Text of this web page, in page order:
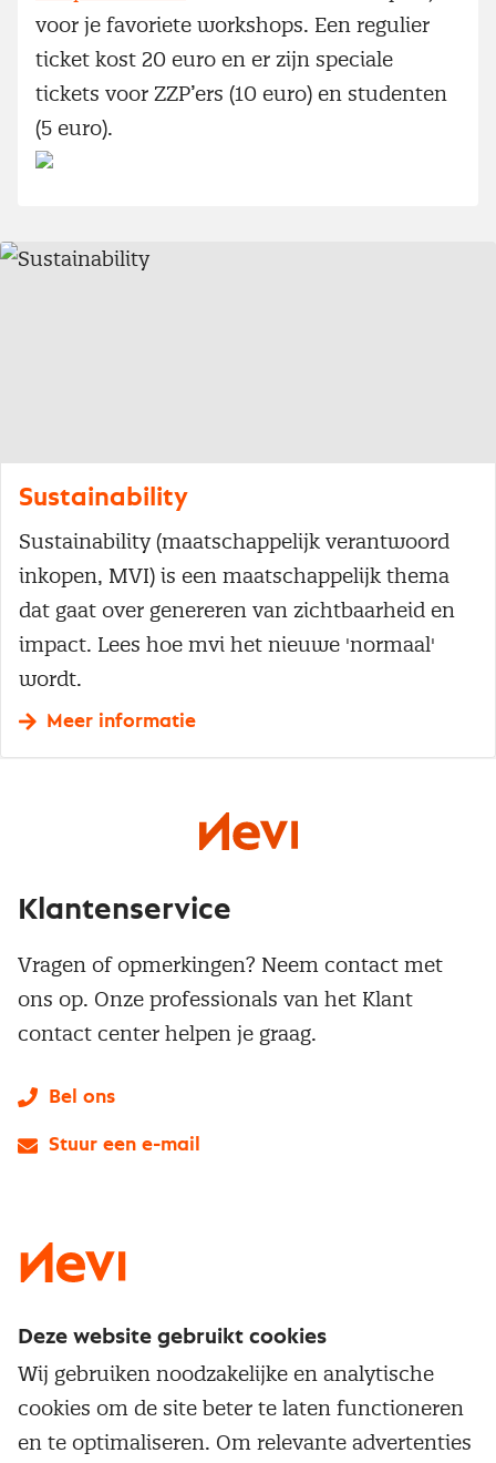
voor je favoriete workshops. Een regulier
ticket kost 20 euro en er zijn speciale
tickets voor ZZP’ers (10 euro) en studenten
(5 euro).
Sustainability
Sustainability (maatschappelijk verantwoord
inkopen, MVI) is een maatschappelijk thema
dat gaat over genereren van zichtbaarheid en
impact. Lees hoe mvi het nieuwe 'normaal'
wordt.
Meer informatie
Service & contact
Over inkoop
Populaire thema's
Aanbesteden
Klantenservice
Vragen of opmerkingen? Neem contact met
ons op. Onze professionals van het Klant
contact center helpen je graag.
Bel ons
Stuur een e-mail
Deze website gebruikt cookies
Wij gebruiken noodzakelijke en analytische
cookies om de site beter te laten functioneren
en te optimaliseren. Om relevante advertenties